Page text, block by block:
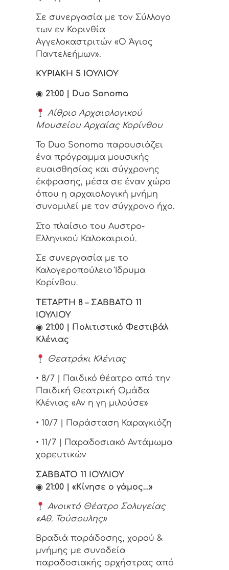
Σε συνεργασία με τον Σύλλογο
των εν Κορινθία
Αγγελοκαστριτών «Ο Άγιος
Παντελεήμων».
ΚΥΡΙΑΚΗ 5 ΙΟΥΛΙΟΥ
◉ 21:00 | Duo Sonoma
Αίθριο Αρχαιολογικού
Μουσείου Αρχαίας Κορίνθου
Το Duo Sonoma παρουσιάζει
ένα πρόγραμμα μουσικής
ευαισθησίας και σύγχρονης
έκφρασης, μέσα σε έναν χώρο
όπου η αρχαιολογική μνήμη
συνομιλεί με τον σύγχρονο ήχο.
Στο πλαίσιο του Αυστρο-
Ελληνικού Καλοκαιριού.
Σε συνεργασία με το
Καλογεροπούλειο Ίδρυμα
Κορίνθου.
ΤΕΤΑΡΤΗ 8 – ΣΑΒΒΑΤΟ 11
ΙΟΥΛΙΟΥ
◉ 21:00 | Πολιτιστικό Φεστιβάλ
Κλένιας
Θεατράκι Κλένιας
• 8/7 | Παιδικό θέατρο από την
Παιδική Θεατρική Ομάδα
Κλένιας «Αν η γη μιλούσε»
• 10/7 | Παράσταση Καραγκιόζη
• 11/7 | Παραδοσιακό Αντάμωμα
χορευτικών
ΣΑΒΒΑΤΟ 11 ΙΟΥΛΙΟΥ
◉ 21:00 | «Κίνησε ο γάμος…»
Ανοικτό Θέατρο Σολυγείας
«Αθ. Τούσουλης»
Βραδιά παράδοσης, χορού &
μνήμης με συνοδεία
παραδοσιακής ορχήστρας από